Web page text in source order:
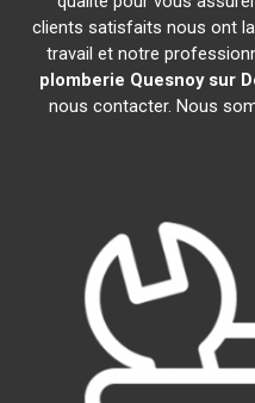
clients satisfaits nous ont
travail et notre
plomberie Quesnoy sur
nous contacter. Nous